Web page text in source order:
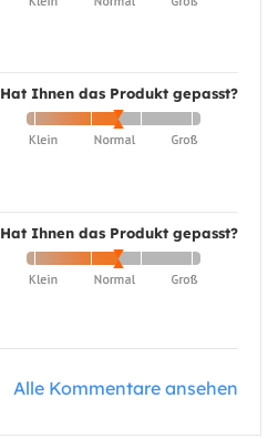
Hat Ihnen das Produkt gepasst?
Hat Ihnen das Produkt gepasst?
Alle Kommentare ansehen